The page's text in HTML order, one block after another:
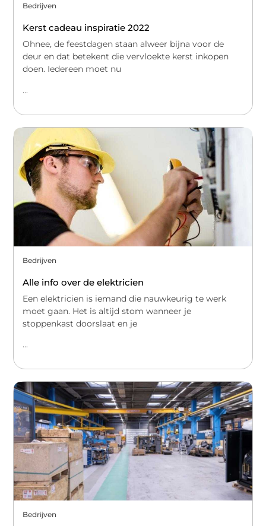
Bedrijven
Kerst cadeau inspiratie 2022
Ohnee, de feestdagen staan alweer bijna voor de
deur en dat betekent die vervloekte kerst inkopen
doen. Iedereen moet nu
...
Bedrijven
Alle info over de elektricien
Een elektricien is iemand die nauwkeurig te werk
moet gaan. Het is altijd stom wanneer je
stoppenkast doorslaat en je
...
Bedrijven